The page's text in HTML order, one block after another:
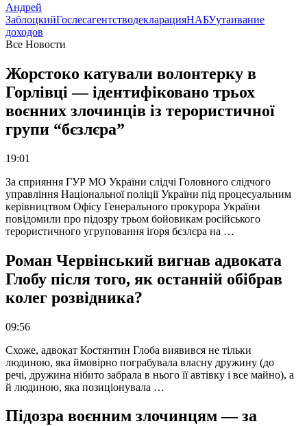
Андрей
ЗаблоцкийГослесагентстводекларацияНАБУутаивание
доходов
Все Новости
Жорстоко катували волонтерку в
Горлівці — ідентифіковано трьох
воєнних злочинців із терористичної
групи “бєзлєра”
19:01
За сприяння ГУР МО України слідчі Головного слідчого
управління Національної поліції України під процесуальним
керівництвом Офісу Генерального прокурора України
повідомили про підозру трьом бойовикам російського
терористичного угруповання іґоря бєзлєра на …
Роман Червінський вигнав адвоката
Глобу після того, як останній обібрав
колег розвідника?
09:56
Схоже, адвокат Костянтин Глоба виявився не тільки
людиною, яка ймовірно пограбувала власну дружину (до
речі, дружина нібито забрала в нього її автівку і все майно), а
й людиною, яка позиціонувала …
Підозра воєнним злочинцям — за